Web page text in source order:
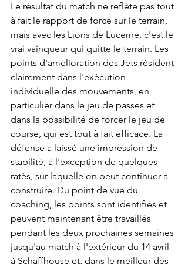
Le résultat du match ne reflète pas tout
à fait le rapport de force sur le terrain,
mais avec les Lions de Lucerne, c'est le
vrai vainqueur qui quitte le terrain. Les
points d'amélioration des Jets résident
clairement dans l'exécution
individuelle des mouvements, en
particulier dans le jeu de passes et
dans la possibilité de forcer le jeu de
course, qui est tout à fait efficace. La
défense a laissé une impression de
stabilité, à l'exception de quelques
ratés, sur laquelle on peut continuer à
construire. Du point de vue du
coaching, les points sont identifiés et
peuvent maintenant être travaillés
pendant les deux prochaines semaines
jusqu'au match à l'extérieur du 14 avril
à Schaffhouse et, dans le meilleur des